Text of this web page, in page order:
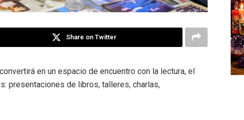
Share on Twitter
en un espacio de encuentro con la lectura, el
presentaciones de libros, talleres, charlas,